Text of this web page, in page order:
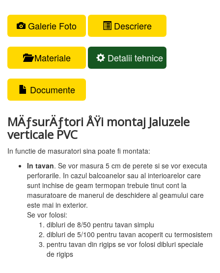
Galerie Foto Descriere
Materiale Detalii tehnice
Documente
MÄƒsurÄƒtori ÅŸi montaj Jaluzele
verticale PVC
In functie de masuratori sina poate fi montata:
In tavan. Se vor masura 5 cm de perete si se vor executa
perforarile. In cazul balcoanelor sau al interioarelor care
sunt inchise de geam termopan trebuie tinut cont la
masuratoare de manerul de deschidere al geamului care
este mai in exterior.
Se vor folosi:
dibluri de 8/50 pentru tavan simplu
dibluri de 5/100 pentru tavan acoperit cu termosistem
pentru tavan din rigips se vor folosi dibluri speciale
de rigips